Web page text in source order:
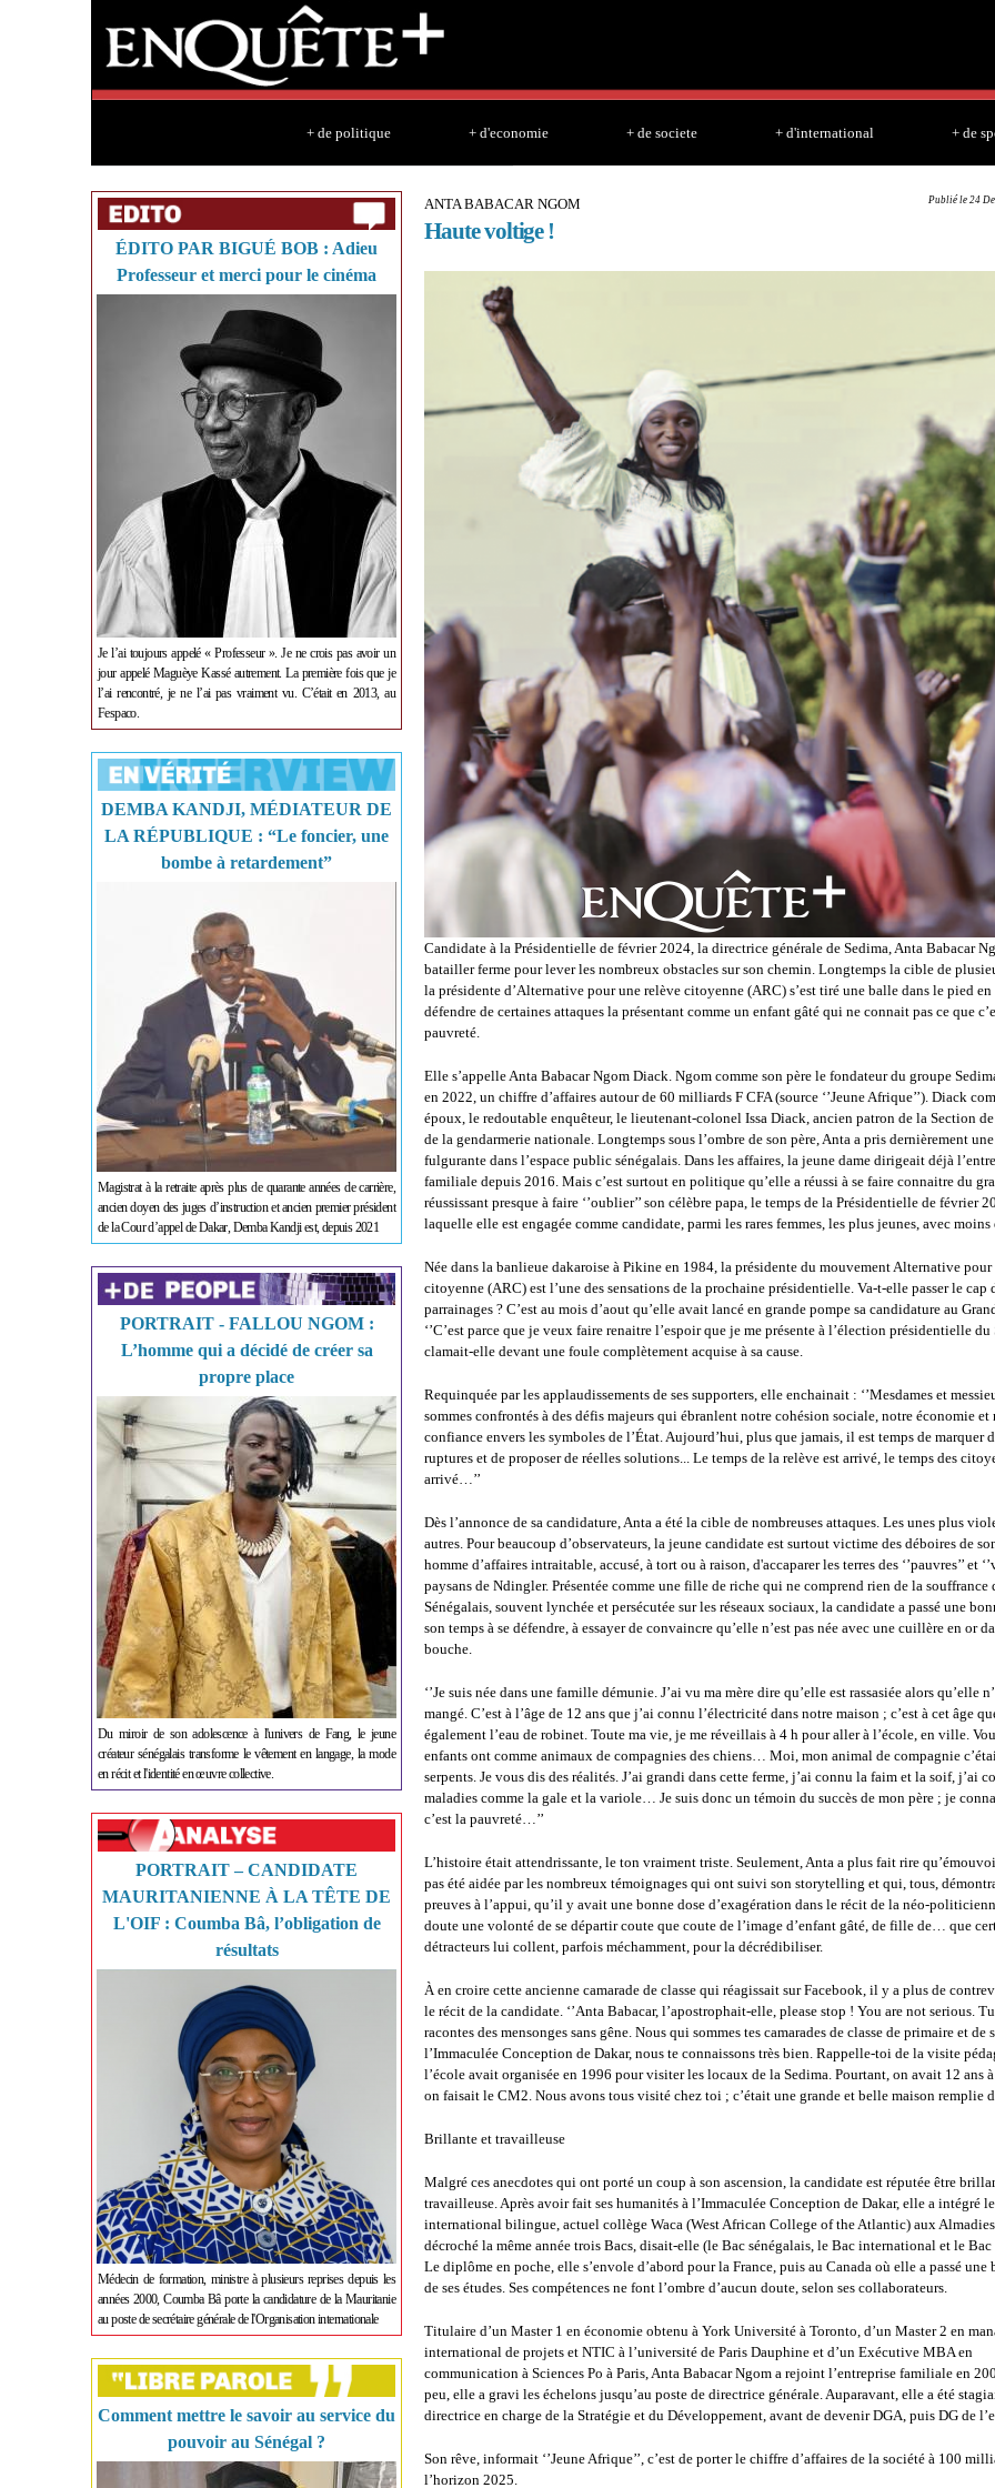
+ de politique + d'economie + de societe + d'international + de
ÉDITO PAR BIGUÉ BOB : Adieu
Professeur et merci pour le cinéma
Je l’ai toujours appelé « Professeur ». Je ne crois pas avoir un
jour appelé Maguèye Kassé autrement. La première fois que je
l’ai rencontré, je ne l’ai pas vraiment vu. C’était en 2013, au
Fespaco.
DEMBA KANDJI, MÉDIATEUR DE
LA RÉPUBLIQUE : “Le foncier, une
bombe à retardement”
Magistrat à la retraite après plus de quarante années de carrière,
ancien doyen des juges d’instruction et ancien premier président
de la Cour d’appel de Dakar, Demba Kandji est, depuis 2021
PORTRAIT - FALLOU NGOM :
L’homme qui a décidé de créer sa
propre place
Du miroir de son adolescence à l'univers de Fang, le jeune
créateur sénégalais transforme le vêtement en langage, la mode
en récit et l'identité en œuvre collective.
PORTRAIT – CANDIDATE
MAURITANIENNE À LA TÊTE DE
L'OIF : Coumba Bâ, l’obligation de
résultats
Médecin de formation, ministre à plusieurs reprises depuis les
années 2000, Coumba Bâ porte la candidature de la Mauritanie
au poste de secrétaire générale de l'Organisation internationale
Comment mettre le savoir au service du
pouvoir au Sénégal ?
Publié le 24
ANTA BABACAR NGOM
Haute voltige !
Candidate à la Présidentielle de février 2024, la directrice générale de Sedima, Anta Babacar
batailler ferme pour lever les nombreux obstacles sur son chemin. Longtemps la cible de
la présidente d’Alternative pour une relève citoyenne (ARC) s’est tiré une balle dans le pied
défendre de certaines attaques la présentant comme un enfant gâté qui ne connait pas ce que
pauvreté.
Elle s’appelle Anta Babacar Ngom Diack. Ngom comme son père le fondateur du groupe
en 2022, un chiffre d’affaires autour de 60 milliards F CFA (source ‘’Jeune Afrique’’). Diack
époux, le redoutable enquêteur, le lieutenant-colonel Issa Diack, ancien patron de la Section de
de la gendarmerie nationale. Longtemps sous l’ombre de son père, Anta a pris dernièrement
fulgurante dans l’espace public sénégalais. Dans les affaires, la jeune dame dirigeait déjà
familiale depuis 2016. Mais c’est surtout en politique qu’elle a réussi à se faire connaitre du
réussissant presque à faire ‘’oublier’’ son célèbre papa, le temps de la Présidentielle de février
laquelle elle est engagée comme candidate, parmi les rares femmes, les plus jeunes, avec moins
Née dans la banlieue dakaroise à Pikine en 1984, la présidente du mouvement Alternative pour
citoyenne (ARC) est l’une des sensations de la prochaine présidentielle. Va-t-elle passer le cap
parrainages ? C’est au mois d’aout qu’elle avait lancé en grande pompe sa candidature au
‘’C’est parce que je veux faire renaitre l’espoir que je me présente à l’élection présidentielle du
clamait-elle devant une foule complètement acquise à sa cause.
Requinquée par les applaudissements de ses supporters, elle enchainait : ‘’Mesdames et
sommes confrontés à des défis majeurs qui ébranlent notre cohésion sociale, notre économie et
confiance envers les symboles de l’État. Aujourd’hui, plus que jamais, il est temps de marquer
ruptures et de proposer de réelles solutions... Le temps de la relève est arrivé, le temps des
arrivé…’’
Dès l’annonce de sa candidature, Anta a été la cible de nombreuses attaques. Les unes plus
autres. Pour beaucoup d’observateurs, la jeune candidate est surtout victime des déboires de
homme d’affaires intraitable, accusé, à tort ou à raison, d'accaparer les terres des ‘’pauvres’’ et
paysans de Ndingler. Présentée comme une fille de riche qui ne comprend rien de la souffrance
Sénégalais, souvent lynchée et persécutée sur les réseaux sociaux, la candidate a passé une
son temps à se défendre, à essayer de convaincre qu’elle n’est pas née avec une cuillère en or
bouche.
‘’Je suis née dans une famille démunie. J’ai vu ma mère dire qu’elle est rassasiée alors qu’elle
mangé. C’est à l’âge de 12 ans que j’ai connu l’électricité dans notre maison ; c’est à cet âge
également l’eau de robinet. Toute ma vie, je me réveillais à 4 h pour aller à l’école, en ville.
enfants ont comme animaux de compagnies des chiens… Moi, mon animal de compagnie
serpents. Je vous dis des réalités. J’ai grandi dans cette ferme, j’ai connu la faim et la soif, j’ai
maladies comme la gale et la variole… Je suis donc un témoin du succès de mon père ; je
c’est la pauvreté…’’
L’histoire était attendrissante, le ton vraiment triste. Seulement, Anta a plus fait rire
pas été aidée par les nombreux témoignages qui ont suivi son storytelling et qui, tous,
preuves à l’appui, qu’il y avait une bonne dose d’exagération dans le récit de la néo-
doute une volonté de se départir coute que coute de l’image d’enfant gâté, de fille de… que
détracteurs lui collent, parfois méchamment, pour la décrédibiliser.
À en croire cette ancienne camarade de classe qui réagissait sur Facebook, il y a plus de
le récit de la candidate. ‘’Anta Babacar, l’apostrophait-elle, please stop ! You are not serious.
racontes des mensonges sans gêne. Nous qui sommes tes camarades de classe de primaire et de
l’Immaculée Conception de Dakar, nous te connaissons très bien. Rappelle-toi de la visite
l’école avait organisée en 1996 pour visiter les locaux de la Sedima. Pourtant, on avait 12 ans
on faisait le CM2. Nous avons tous visité chez toi ; c’était une grande et belle maison remplie
Brillante et travailleuse
Malgré ces anecdotes qui ont porté un coup à son ascension, la candidate est réputée être
travailleuse. Après avoir fait ses humanités à l’Immaculée Conception de Dakar, elle a intégré
international bilingue, actuel collège Waca (West African College of the Atlantic) aux
décroché la même année trois Bacs, disait-elle (le Bac sénégalais, le Bac international et le
Le diplôme en poche, elle s’envole d’abord pour la France, puis au Canada où elle a passé une
de ses études. Ses compétences ne font l’ombre d’aucun doute, selon ses collaborateurs.
Titulaire d’un Master 1 en économie obtenu à York Université à Toronto, d’un Master 2 en
international de projets et NTIC à l’université de Paris Dauphine et d’un Exécutive MBA en
communication à Sciences Po à Paris, Anta Babacar Ngom a rejoint l’entreprise familiale en
peu, elle a gravi les échelons jusqu’au poste de directrice générale. Auparavant, elle a été
directrice en charge de la Stratégie et du Développement, avant de devenir DGA, puis DG de
Son rêve, informait ‘’Jeune Afrique’’, c’est de porter le chiffre d’affaires de la société à 100
l’horizon 2025.